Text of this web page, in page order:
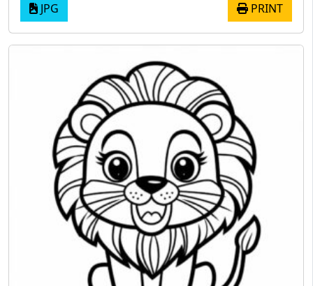
JPG PRINT